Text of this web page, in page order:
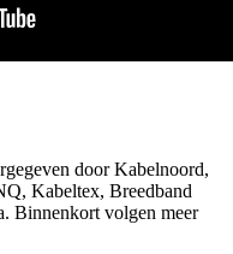
door Kabelnoord,
Kabeltex, Breedband
Binnenkort volgen meer